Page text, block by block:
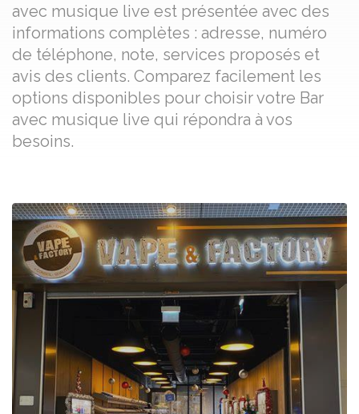
avec musique live est présentée avec des
informations complètes : adresse, numéro
de téléphone, note, services proposés et
avis des clients. Comparez facilement les
options disponibles pour choisir votre Bar
avec musique live qui répondra à vos
besoins.